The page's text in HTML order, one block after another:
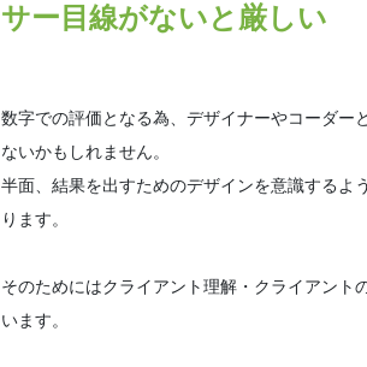
サー目線がないと厳しい
数字での評価となる為、デザイナーやコーダー
ないかもしれません。
半面、結果を出すためのデザインを意識するよ
ります。
そのためにはクライアント理解・クライアン
います。